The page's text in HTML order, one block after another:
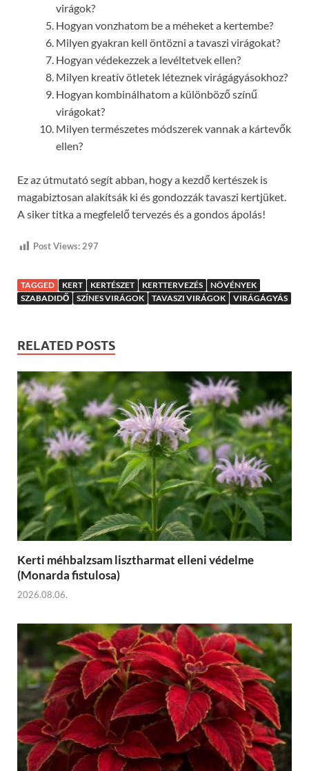
virágok?
Hogyan vonzhatom be a méheket a kertembe?
Milyen gyakran kell öntözni a tavaszi virágokat?
Hogyan védekezzek a levéltetvek ellen?
Milyen kreatív ötletek léteznek virágágyásokhoz?
Hogyan kombinálhatom a különböző színű
virágokat?
Milyen természetes módszerek vannak a kártevők
ellen?
Ez az útmutató segít abban, hogy a kezdő kertészek is
magabiztosan alakítsák ki és gondozzák tavaszi kertjüket.
A siker titka a megfelelő tervezés és a gondos ápolás!
Post Views:297
TAGGED KERT KERTÉSZET KERTTERVEZÉS
NÖVÉNYEK
SZABADIDŐ
SZÍNES VIRÁGOK TAVASZI VIRÁGOK VIRÁGÁGYÁS
RELATED POSTS
Kerti méhbalzsam lisztharmat elleni védelme
(Monarda fistulosa)
2026.08.06.